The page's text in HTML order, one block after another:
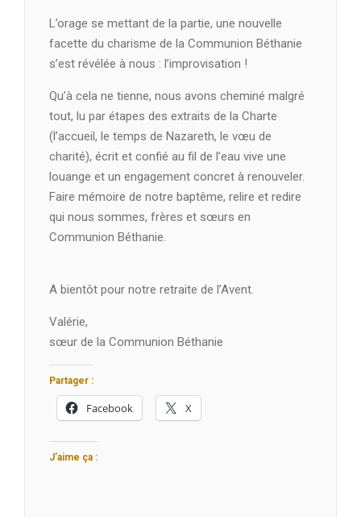
L’orage se mettant de la partie, une nouvelle
facette du charisme de la Communion Béthanie
s’est révélée à nous : l’improvisation !
Qu’à cela ne tienne, nous avons cheminé malgré
tout, lu par étapes des extraits de la Charte
(l’accueil, le temps de Nazareth, le vœu de
charité), écrit et confié au fil de l’eau vive une
louange et un engagement concret à renouveler.
Faire mémoire de notre baptême, relire et redire
qui nous sommes, frères et sœurs en
Communion Béthanie.
A bientôt pour notre retraite de l’Avent.
Valérie,
sœur de la Communion Béthanie
Partager :
Facebook X
J’aime ça :